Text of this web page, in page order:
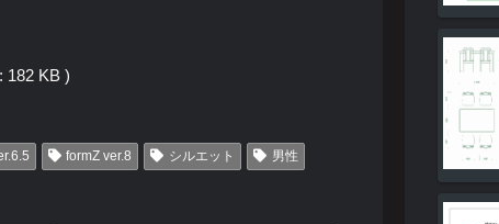
182 KB )
formZ ver.8 シルエット 男性